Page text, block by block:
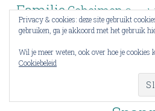
FamilieGeheimen
Informatief
Leesdoel Levensverhaal Lezen Liefde
Politiethriller
Privacy & cookies: deze site gebruikt
gebruiken, ga je akkoord met het gebruik
Wil je meer weten, ook over hoe je cookies
Cookiebeleid